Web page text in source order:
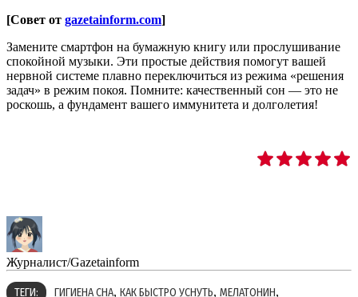
[Совет от gazetainform.com]
Замените смартфон на бумажную книгу или прослушивание
спокойной музыки. Эти простые действия помогут вашей
нервной системе плавно переключиться из режима «решения
задач» в режим покоя. Помните: качественный сон — это не
роскошь, а фундамент вашего иммунитета и долголетия!
Журналист/Gazetainform
ТЕГИ: ГИГИЕНА СНА, КАК БЫСТРО УСНУТЬ, МЕЛАТОНИН,